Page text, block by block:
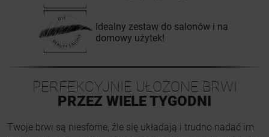
Idealny zestaw do salonów i na
domowy użytek!
PERFEKCYJNIE UŁOŻONE BRWI
PRZEZ WIELE TYGODNI
Twoje brwi są niesforne, źle się układają i trudno nadać im